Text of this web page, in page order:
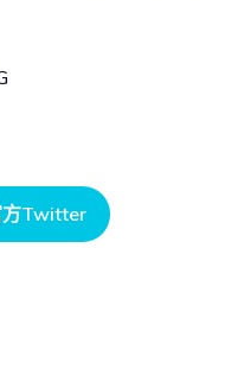
方Twitter